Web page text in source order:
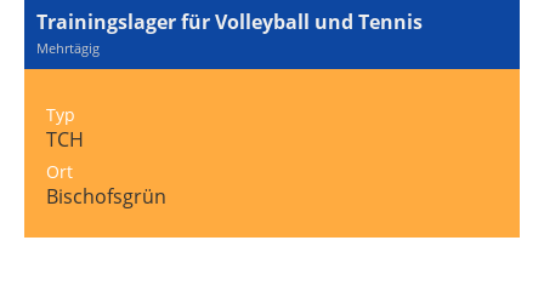
Trainingslager für Volleyball und Tennis
Mehrtägig
Typ
TCH
Ort
Bischofsgrün